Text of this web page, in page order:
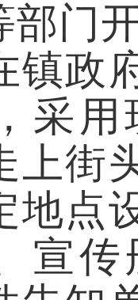
部门
镇政
采
上街
地点
宣